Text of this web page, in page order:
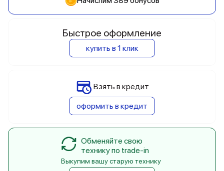
Быстрое оформление
купить в 1 клик
Взять в кредит
оформить в кредит
Обменяйте свою
технику по trade-in
Выкупим вашу старую технику